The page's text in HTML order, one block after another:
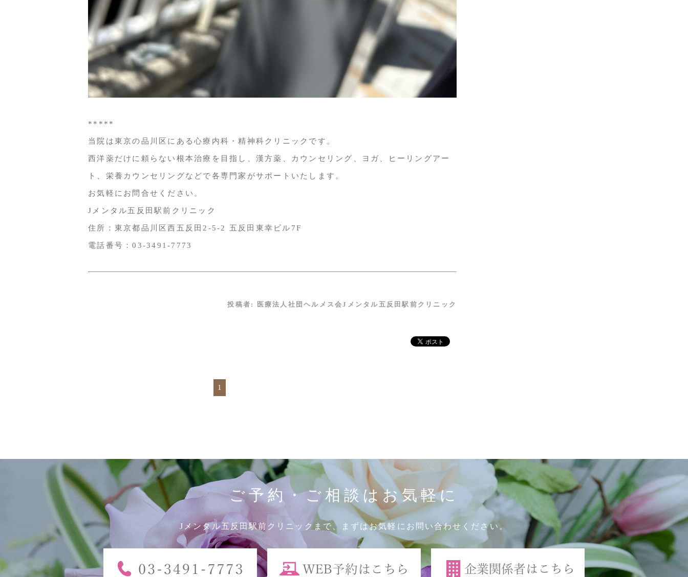
*****
当院は東京の品川区にある心療内科・精神科クリニックです。
西洋薬だけに頼らない根本治療を目指し、漢方薬、カウンセリング、ヨガ、ヒーリングアー
ト、栄養カウンセリングなどで各専門家がサポートいたします。
お気軽にお問合せください。
Jメンタル五反田駅前クリニック
住所：東京都品川区西五反田2-5-2 五反田東幸ビル7F
電話番号：03-3491-7773
投稿者: 医療法人社団ヘルメス会Jメンタル五反田駅前クリニック
1
ご予約・ご相談はお気軽に
Jメンタル五反田駅前クリニックまで、まずはお気軽にお問い合わせください。